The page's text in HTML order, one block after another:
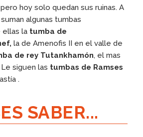
hoy solo quedan sus ruinas. A
algunas tumbas
ellas la tumba de
la de Amenofis II en el valle de
de rey Tutankhamón, el mas
siguen las tumbas de Ramses
.
SABER...